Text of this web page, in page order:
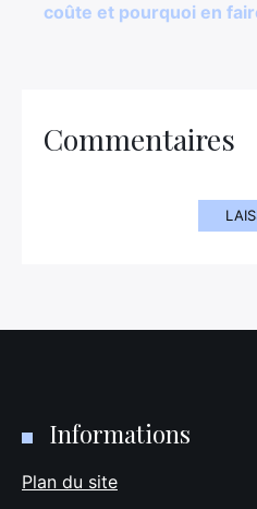
coûte et pourquoi en
Commentaires
Informations
Plan du site